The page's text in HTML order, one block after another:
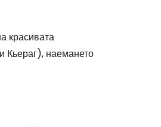
красивата
Кьераг), наемането